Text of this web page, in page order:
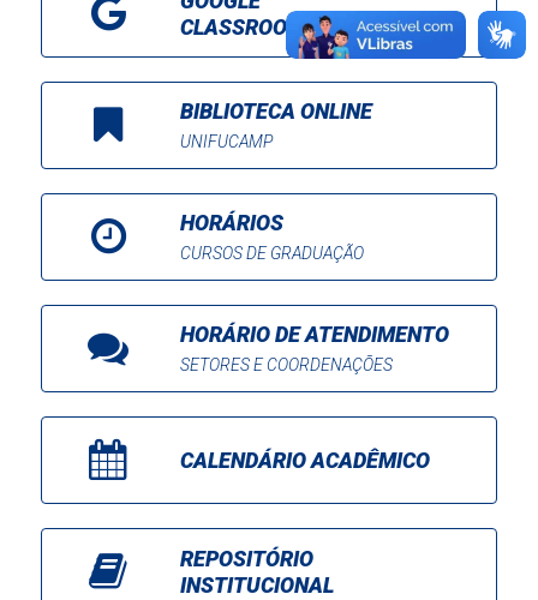
CLASSROOM
BIBLIOTECA ONLINE
UNIFUCAMP
HORÁRIOS
CURSOS DE GRADUAÇÃO
HORÁRIO DE ATENDIMENTO
SETORES E COORDENAÇÕES
CALENDÁRIO ACADÊMICO
REPOSITÓRIO
INSTITUCIONAL